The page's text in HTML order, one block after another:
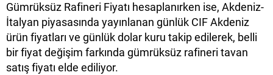
Gümrüksüz Rafineri Fiyatı hesaplanırken ise, Akdeniz-
İtalyan piyasasında yayınlanan günlük CIF Akdeniz
ürün fiyatları ve günlük dolar kuru takip edilerek, belli
bir fiyat değişim farkında gümrüksüz rafineri tavan
satış fiyatı elde ediliyor.